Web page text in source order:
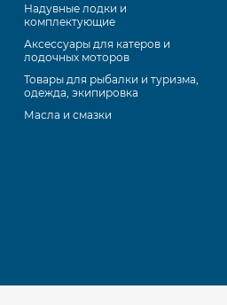
Надувные лодки и
комплектующие
Аксессуары для катеров и
лодочных моторов
Товары для рыбалки и туризма,
одежда, экипировка
Масла и смазки